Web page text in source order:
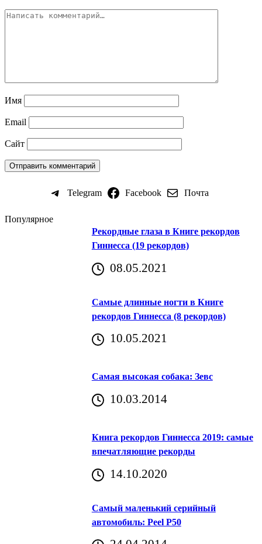
Имя
Email
Сайт
Telegram Facebook Почта
Популярное
Рекордные глаза в Книге рекордов
Гиннесса (19 рекордов)
08.05.2021
Самые длинные ногти в Книге
рекордов Гиннесса (8 рекордов)
10.05.2021
Самая высокая собака: Зевс
10.03.2014
Книга рекордов Гиннесса 2019: самые
впечатляющие рекорды
14.10.2020
Самый маленький серийный
автомобиль: Peel P50